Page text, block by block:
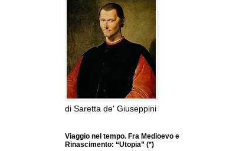
di Saretta de' Giuseppini
Viaggio nel tempo. Fra Medioevo e
Rinascimento: “Utopia” (*)